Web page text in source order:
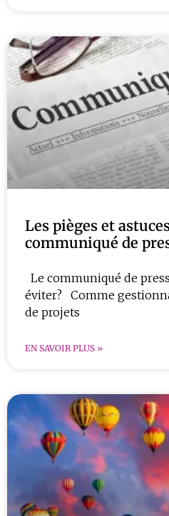
Les pièges et
communiqué de
Le communiqué de
éviter? Comme
de projets
EN SAVOIR PLUS »